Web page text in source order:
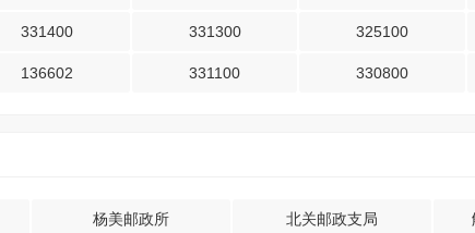
331400 331300 325100
136602 331100 330800
杨美邮政所 北关邮政支局